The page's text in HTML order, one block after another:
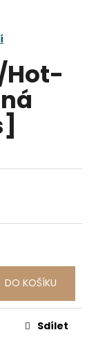
Hot-
DO KOŠÍKU
Sdílet